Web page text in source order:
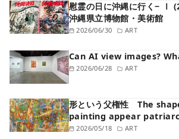
2026/06/30 ART
慰霊の日に沖縄に行く− Ⅰ
沖縄県立博物館・美術館
2026/06/28 ART
Can AI view images?
2026/05/18 ART
形という父権性 The
painting appear